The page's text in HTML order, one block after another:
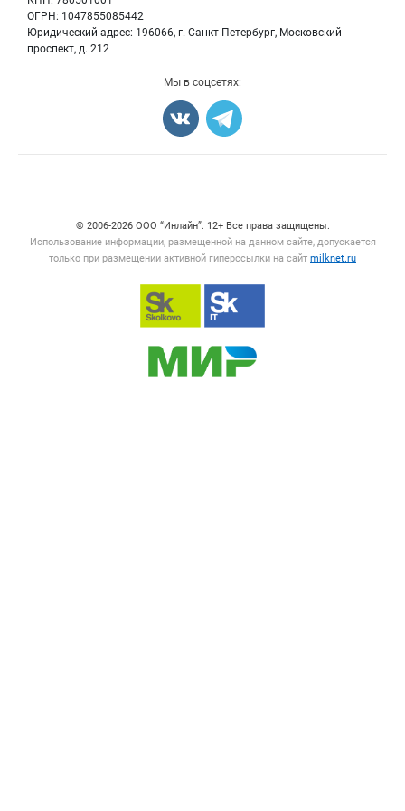
ОГРН: 1047855085442
Юридический адрес: 196066, г. Санкт-Петербург, Московский
проспект, д. 212
Мы в соцсетях:
© 2006‑2026 ООО “Инлайн”. 12+ Все права защищены.
Использование информации, размещенной на данном сайте, допускается
только при размещении активной гиперссылки на сайт milknet.ru